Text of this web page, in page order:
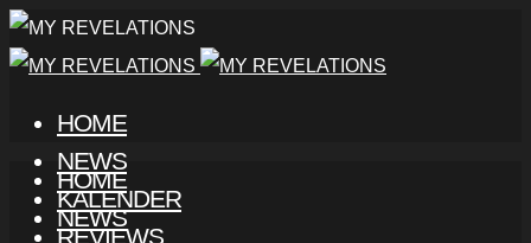
HOME
NEWS
KALENDER
REVIEWS
HOME
NEWS